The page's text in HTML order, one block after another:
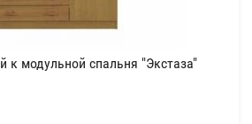
к модульной спальня "Экстаза"